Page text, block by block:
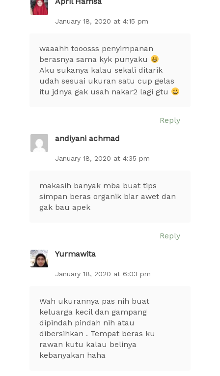
January 18, 2020 at 4:15 pm
waaahh tooosss penyimpanan
berasnya sama kyk punyaku
Aku sukanya kalau sekali ditarik
udah sesuai ukuran satu cup gelas
itu jdnya gak usah nakar2 lagi gtu
Reply
andiyani achmad
January 18, 2020 at 4:35 pm
makasih banyak mba buat tips
simpan beras organik biar awet dan
gak bau apek
Reply
Yurmawita
January 18, 2020 at 6:03 pm
Wah ukurannya pas nih buat
keluarga kecil dan gampang
dipindah pindah nih atau
dibersihkan . Tempat beras ku
rawan kutu kalau belinya
kebanyakan haha